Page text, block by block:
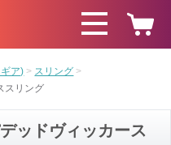
ア)
スリング
スリング
ッドヴィッカース